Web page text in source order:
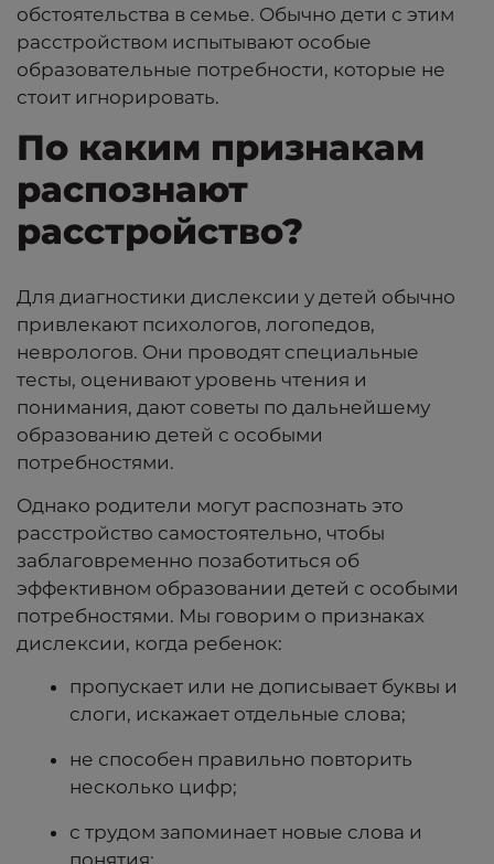
обстоятельства в семье. Обычно дети с этим
расстройством испытывают особые
образовательные потребности, которые не
стоит игнорировать.
По каким признакам
распознают
расстройство?
Для диагностики дислексии у детей обычно
привлекают психологов, логопедов,
неврологов. Они проводят специальные
тесты, оценивают уровень чтения и
понимания, дают советы по дальнейшему
образованию детей с особыми
потребностями.
Однако родители могут распознать это
расстройство самостоятельно, чтобы
заблаговременно позаботиться об
эффективном образовании детей с особыми
потребностями. Мы говорим о признаках
дислексии, когда ребенок:
пропускает или не дописывает буквы и
слоги, искажает отдельные слова;
не способен правильно повторить
несколько цифр;
с трудом запоминает новые слова и
понятия;